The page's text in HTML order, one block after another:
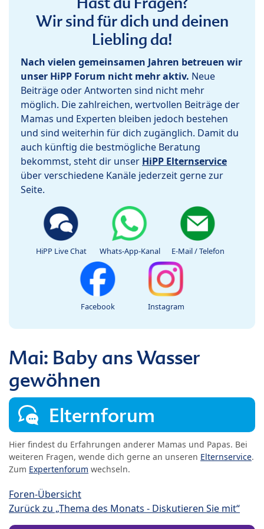
Wir sind für dich und deinen
Liebling da!
Nach vielen gemeinsamen Jahren betreuen wir
unser HiPP Forum nicht mehr aktiv. Neue
Beiträge oder Antworten sind nicht mehr
möglich. Die zahlreichen, wertvollen Beiträge der
Mamas und Experten bleiben jedoch bestehen
und sind weiterhin für dich zugänglich. Damit du
auch künftig die bestmögliche Beratung
bekommst, steht dir unser HiPP Elternservice
über verschiedene Kanäle jederzeit gerne zur
Seite.
HiPP Live Chat Whats-App-Kanal E-Mail / Telefon
Facebook Instagram
Mai: Baby ans Wasser
gewöhnen
Elternforum
Hier findest du Erfahrungen anderer Mamas und Papas. Bei
weiteren Fragen, wende dich gerne an unseren Elternservice.
Zum Expertenforum wechseln.
Foren-Übersicht
Zurück zu „Thema des Monats - Diskutieren Sie mit“